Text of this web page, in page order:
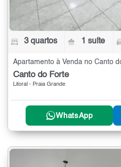
3 quartos 1 suíte
Canto do Forte
Litoral - Praia Grande
WhatsApp